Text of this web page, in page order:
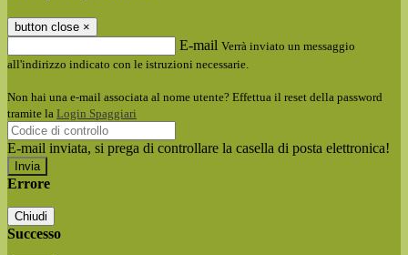
button close ×
E-mail Verrà inviato un messaggio
all'indirizzo indicato con le istruzioni necessarie.
Non hai una e-mail associata al nome utente? Effettua il reset della password
tramite la Login Spaggiari
E-mail inviata, si prega di controllare la casella di posta elettronica!
Errore
Chiudi
Successo